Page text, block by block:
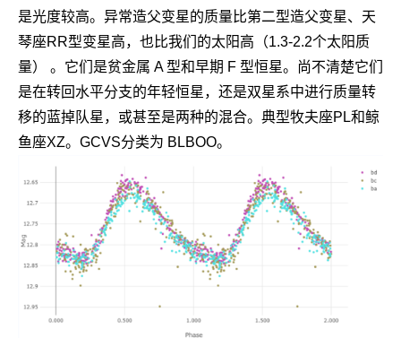
是光度较高。异常造父变星的质量比第二型造父变星、天
琴座RR型变星高，也比我们的太阳高（1.3-2.2个太阳质
量） 。它们是贫金属 A 型和早期 F 型恒星。尚不清楚它们
是在转回水平分支的年轻恒星，还是双星系中进行质量转
移的蓝掉队星，或甚至是两种的混合。典型牧夫座PL和鲸
鱼座XZ。GCVS分类为 BLBOO。